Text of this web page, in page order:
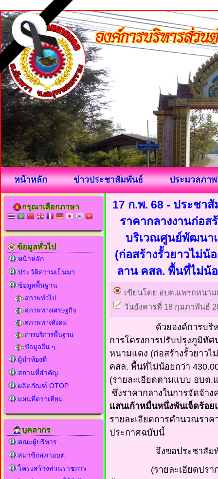
หน้าหลัก ข่าวประชาสัมพันธ์ ประมวลภา
17 ก.พ. 68 - ประชา
ราคากลางงานก่อส
บริเวณศูนย์พัฒนา
(ก่อสร้างรั้วยาวไม่น้
ลาน คสล. พื้นที่ไม่น้
เขียนโดย อบต.แพรกหนา
วันอังคารที่ 18 กุมภาพันธ์
ด้วยองค์การบริหารส่
การโครงการปรับปรุงภูมิทั
หนามแดง (ก่อสร้างรั้วยาวไ
คสล. พื้นที่ไม่น้อยกว่า
(รายละเอียดตามแบบ อบต.
ซึ่งราคากลางในการจัดจ้าง
แสนเก้าหมื่นหนึ่งพันเจ็ดร้อ
รายละเอียดการคำนวณรา
ประกาศฉบับนี้
จึงขอประชาสัมพันธ์
(รายละเอียดปร
กรุณาเลือกภาษา
ข้อมูลทั่วไป
หน้าหลัก
ประวัติความเป็นมา
ข้อมูลพื้นฐาน
สภาพทั่วไป
สภาพทางเศรษฐกิจ
สภาพทางสังคม
การบริการพื้นฐาน
ข้อมูลอื่น ๆ
ผู้นำท้องที่
สถานที่สำคัญ
ผลิตภัณฑ์ OTOP
แผนที่ดาวเทียม
บุคลากร
คณะผู้บริหาร
สมาชิกสภาอบต.
โครงสร้างส่วนราชการ